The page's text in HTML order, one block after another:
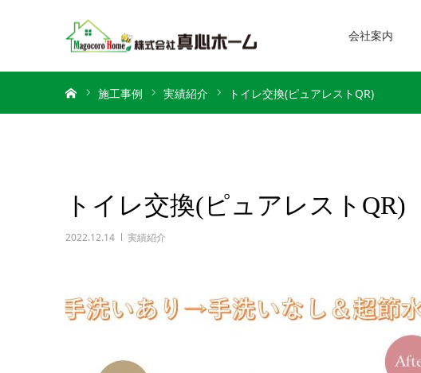
会社案内
施工事例 実績紹介 トイレ交換(ピュアレストQR)
トイレ交換(ピュアレストQR)
2022.12.14 実績紹介